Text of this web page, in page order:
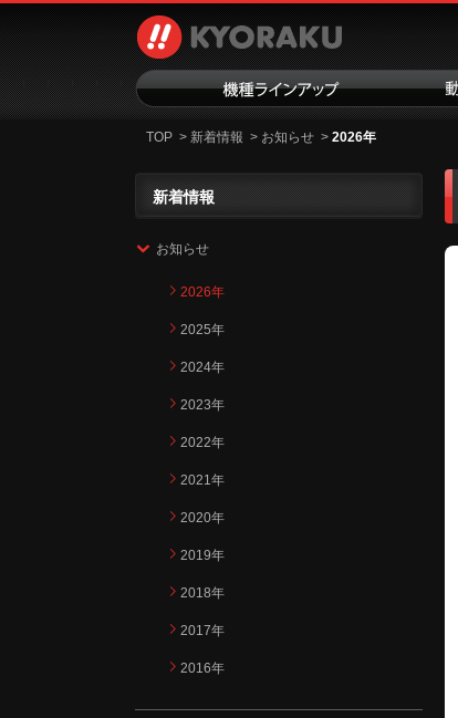
TOP > 新着情報 > お知らせ > 2026年
新着情報
お知らせ
2026年
2025年
2024年
2023年
2022年
2021年
2020年
2019年
2018年
2017年
2016年